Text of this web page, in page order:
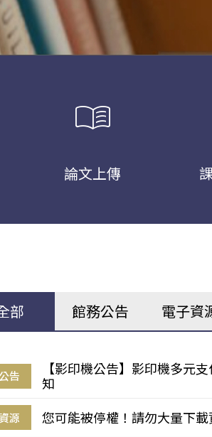
menu_book
論文上傳
部 館務公告 電子資
告
【影印機公告】影印機多元
知
源 您可能被停權！請勿大量下載